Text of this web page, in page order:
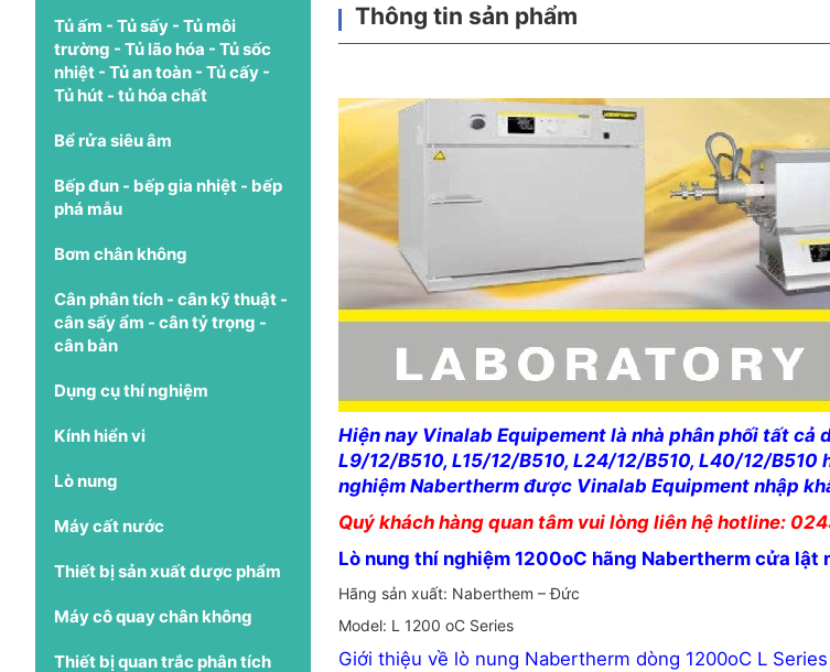
Tủ ấm - Tủ sấy - Tủ môi
trường - Tủ lão hóa - Tủ sốc
nhiệt - Tủ an toàn - Tủ cấy -
Tủ hút - tủ hóa chất
Bể rửa siêu âm
Bếp đun - bếp gia nhiệt - bếp
phá mẫu
Bơm chân không
Cân phân tích - cân kỹ thuật -
cân sấy ẩm - cân tỷ trọng -
cân bàn
Dụng cụ thí nghiệm
Kính hiển vi
Lò nung
Máy cất nước
Thiết bị sản xuất dược phẩm
Máy cô quay chân không
Thiết bị quan trắc phân tích
Thông tin sản phẩm
Hiện nay Vinalab Equipement là nhà phân phối tất
L9/12/B510, L15/12/B510, L24/12/B510, L40/12/
nghiệm Nabertherm được Vinalab Equipment nhập
Quý khách hàng quan tâm vui lòng liên hệ hotline:
Lò nung thí nghiệm 1200oC hãng Nabertherm cửa lật
Hãng sản xuất: Naberthem – Đức
Model: L 1200 oC Series
Giới thiệu về lò nung Nabertherm dòng 1200oC L